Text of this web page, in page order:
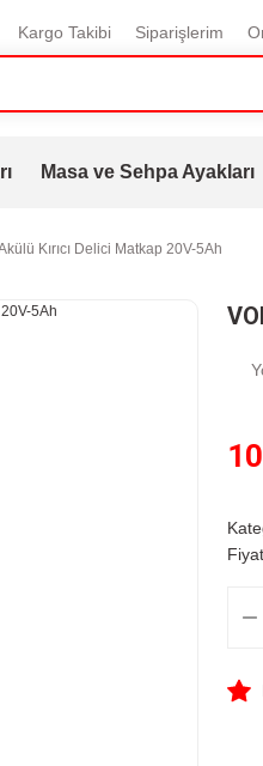
Kargo Takibi Siparişlerim
Masa ve Sehpa Ayakları
Kırıcı Delici Matkap 20V-5Ah
Fiyat